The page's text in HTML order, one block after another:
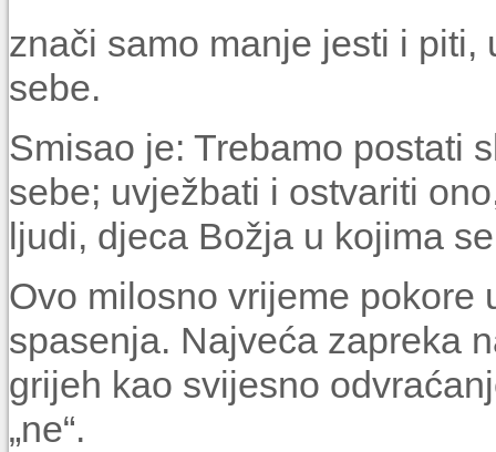
znači samo manje jesti i
sebe.
Smisao je: Trebamo postati
sebe; uvježbati i ostvariti
ljudi, djeca Božja u kojima
Ovo milosno vrijeme pokore
spasenja. Najveća zapreka
grijeh kao svijesno
„ne“.